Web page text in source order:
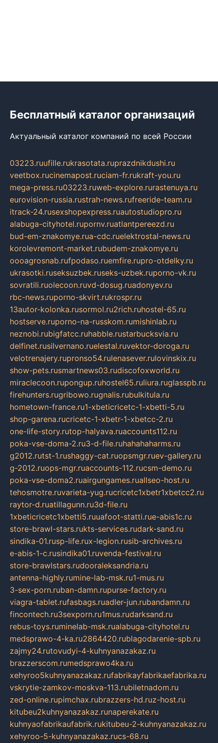
Бесплатный каталог организаций
Актуальный каталог компаний по всей России
03223.ruufille.rukrasotata.ruprazdnikdushi.ru
veetbox.rucinemapost.ruciam-fr.rukraft-you.ru
mega-press.ru03223.ruweb-explore.rurastenuya.ru
eurovision-russia.rustrah-news.rufreeride-team.ru
itrack-24.rusexshopexpress.ruautostudiopro.ru
alabuga-cityhotel.rupornv.ruatlantpereezd.ru
bud-em-znakomye.rua-cdc.ruelektrostal-news.ru
korolevremont-market.rubudem-znakomye.ru
oooagrosnab.rufpodaso.ruemfire.rupro-otdelky.ru
ukrasotki.ruseksuzbek.ruseks-uzbek.ruporno-vk.ru
sovratili.ruolecoon.ruvd-dosug.ruadonyev.ru
rbc-news.ruporno-skvirt.rukrospr.ru
13autor-kolonka.rusormol.ru2rich.ruhostel-65.ru
hostserve.ruporno-na-russkom.rumishinlab.ru
neznobi.rubigfatcc.ruhabble.rustarbucksvia.ru
delfinet.rusilvernano.ruelestal.ruvektor-doroga.ru
velotrenajery.rupronso54.rulenasever.rulovinskix.ru
show-pets.rusmartnews03.rudiscofoxworld.ru
miraclecoon.rupongup.ruhostel65.ruliura.ruglasspb.ru
firehunters.rugribowo.rugnalis.rubulkitula.ru
hometown-france.ru1-xbeticricetc-1-xbetti-5.ru
shop-garena.rucricetc-1-xbetr-1-xbetcc-2.ru
one-life-story.rutop-halyava.ruaccounts112.ru
poka-vse-doma-2.ru3-d-file.ruhahahaharms.ru
g2012.rutst-1.rushaggy-cat.ruopsmgr.ruev-gallery.ru
g-2012.ruops-mgr.ruaccounts-112.rucsm-demo.ru
poka-vse-doma2.ruairgungames.ruallseo-host.ru
tehosmotre.ruvarieta-yug.rucricetc1xbetr1xbetcc2.ru
raytor-d.ruatillagunn.ru3d-file.ru
1xbeticricetc1xbetti5.ruuafoot-statti.rue-abis1c.ru
store-brawl-stars.rukts-services.rudark-sand.ru
sindika-01.rusp-life.rux-legion.rusib-archives.ru
e-abis-1-c.rusindika01.ruvenda-festival.ru
store-brawlstars.rudooraleksandria.ru
antenna-highly.rumine-lab-msk.ru1-mus.ru
3-sex-porn.ruban-damn.rupurse-factory.ru
viagra-tablet.rufasbags.ruadler-jun.rubandamn.ru
fincontech.ru3sexporn.ru1mus.rudarksand.ru
rebus-toys.ruminelab-msk.rualabuga-cityhotel.ru
medsprawo-4-ka.ru2864420.rublagodarenie-spb.ru
zajmy24.rutovudyi-4-kuhnyanazakaz.ru
brazzerscom.rumedsprawo4ka.ru
xehyroo5kuhnyanazakaz.rufabrikayfabrikaefabrika.ru
vskrytie-zamkov-moskva-113.rubiletnadom.ru
zed-online.rupimchax.rubrazzers-hd.ruz-host.ru
kitubeu2kuhnyanazakaz.runaperekate.ru
kuhnyaofabrikaufabrik.rukitubeu-2-kuhnyanazakaz.ru
xehyroo-5-kuhnyanazakaz.rucs-68.ru